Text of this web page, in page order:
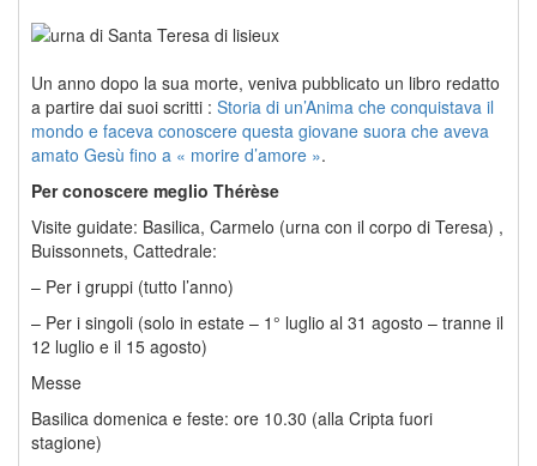
Un anno dopo la sua morte, veniva pubblicato un libro redatto
a partire dai suoi scritti : Storia di un’Anima che conquistava il
mondo e faceva conoscere questa giovane suora che aveva
amato Gesù fino a « morire d’amore ».
Per conoscere meglio Thérèse
Visite guidate: Basilica, Carmelo (urna con il corpo di Teresa) ,
Buissonnets, Cattedrale:
– Per i gruppi (tutto l’anno)
– Per i singoli (solo in estate – 1° luglio al 31 agosto – tranne il
12 luglio e il 15 agosto)
Messe
Basilica domenica e feste: ore 10.30 (alla Cripta fuori
stagione)